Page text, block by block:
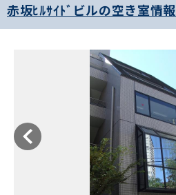
赤坂ﾋﾙｻｲﾄﾞビルの空き室情報